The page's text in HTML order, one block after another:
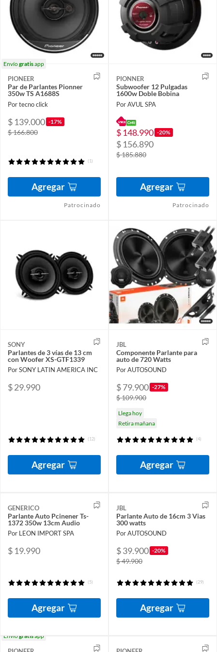
Envíogratisapp
PIONEER
Par de Parlantes Pionner
350w TS A1688S
Por tecno click
$ 139.000 -17%
$ 166.800
(1)
Agregar
Patrocinado
PIONNER
Subwoofer 12 Pulgadas
1600w Doble Bobina
Por AVUL SPA
$ 148.990 -20%
$ 156.890
$ 185.880
Agregar
Patrocinado
SONY
Parlantes de 3 vías de 13 cm
con Woofer XS-GTF1339
Por SONY LATIN AMERICA INC
$ 29.990
(12)
Agregar
JBL
Componente Parlante para
auto de 720 Watts
Por AUTOSOUND
$ 79.900 -27%
$ 109.900
Llega hoy
Retira mañana
(4)
Agregar
GENERICO
Parlante Auto Pcinener Ts-
1372 350w 13cm Audio
Por LEON IMPORT SPA
$ 19.990
(5)
Agregar
JBL
Parlante Auto de 16cm 3 Vias
300 watts
Por AUTOSOUND
$ 39.900 -20%
$ 49.900
(29)
Agregar
Envíogratisapp